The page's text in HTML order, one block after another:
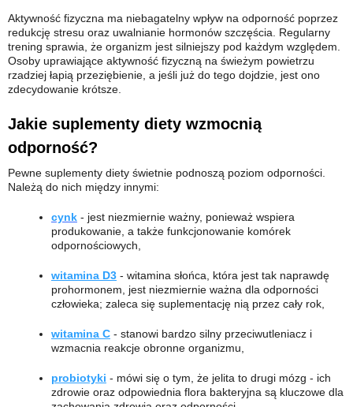
Aktywność fizyczna ma niebagatelny wpływ na odporność poprzez
redukcję stresu oraz uwalnianie hormonów szczęścia. Regularny
trening sprawia, że organizm jest silniejszy pod każdym względem.
Osoby uprawiające aktywność fizyczną na świeżym powietrzu
rzadziej łapią przeziębienie, a jeśli już do tego dojdzie, jest ono
zdecydowanie krótsze.
Jakie suplementy diety wzmocnią
odporność?
Pewne suplementy diety świetnie podnoszą poziom odporności.
Należą do nich między innymi:
cynk - jest niezmiernie ważny, ponieważ wspiera
produkowanie, a także funkcjonowanie komórek
odpornościowych,
witamina D3 - witamina słońca, która jest tak naprawdę
prohormonem, jest niezmiernie ważna dla odporności
człowieka; zaleca się suplementację nią przez cały rok,
witamina C - stanowi bardzo silny przeciwutleniacz i
wzmacnia reakcje obronne organizmu,
probiotyki - mówi się o tym, że jelita to drugi mózg - ich
zdrowie oraz odpowiednia flora bakteryjna są kluczowe dla